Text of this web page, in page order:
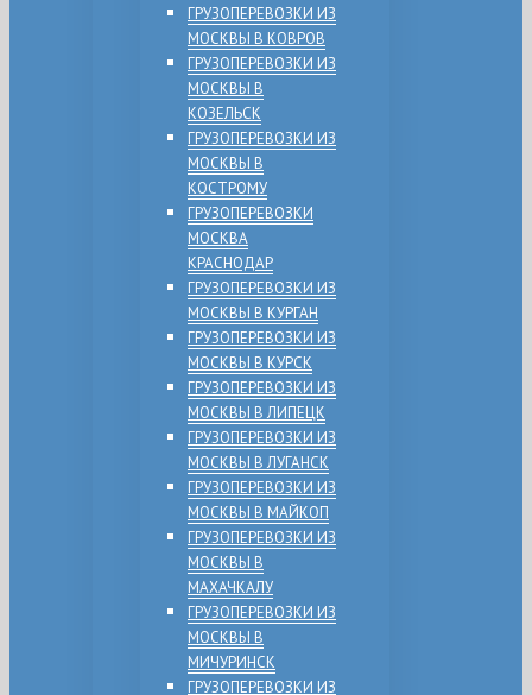
ГРУЗОПЕРЕВОЗКИ ИЗ
МОСКВЫ В КОВРОВ
ГРУЗОПЕРЕВОЗКИ ИЗ
МОСКВЫ В
КОЗЕЛЬСК
ГРУЗОПЕРЕВОЗКИ ИЗ
МОСКВЫ В
КОСТРОМУ
ГРУЗОПЕРЕВОЗКИ
МОСКВА
КРАСНОДАР
ГРУЗОПЕРЕВОЗКИ ИЗ
МОСКВЫ В КУРГАН
ГРУЗОПЕРЕВОЗКИ ИЗ
МОСКВЫ В КУРСК
ГРУЗОПЕРЕВОЗКИ ИЗ
МОСКВЫ В ЛИПЕЦК
ГРУЗОПЕРЕВОЗКИ ИЗ
МОСКВЫ В ЛУГАНСК
ГРУЗОПЕРЕВОЗКИ ИЗ
МОСКВЫ В МАЙКОП
ГРУЗОПЕРЕВОЗКИ ИЗ
МОСКВЫ В
МАХАЧКАЛУ
ГРУЗОПЕРЕВОЗКИ ИЗ
МОСКВЫ В
МИЧУРИНСК
ГРУЗОПЕРЕВОЗКИ ИЗ